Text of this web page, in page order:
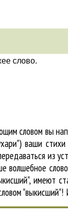
слово.
словом вы
ваши
из
волшебное
, имеют